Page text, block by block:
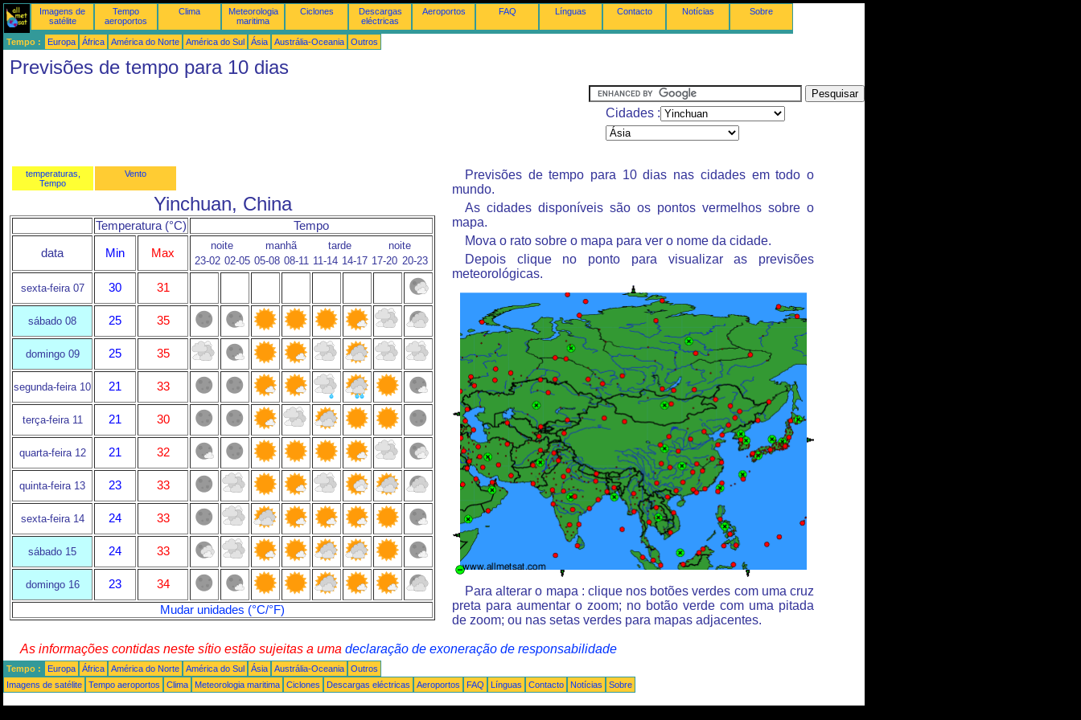
Imagens de
satélite
Tempo
aeroportos
Clima
Meteorologia
maritima
Ciclones
Descargas
eléctricas
Aeroportos FAQ Línguas Contacto Notícias Sobre
Tempo : Europa África América do Norte América do Sul Ásia Austrália-Oceania Outros
Previsões de tempo para 10 dias
Cidades :
temperaturas,
Tempo
Vento
Yinchuan, China
Temperatura (°C) Tempo
data Min Max
noite manhã tarde
noite
23-02 02-05 05-08 08-11 11-14 14-17 17-20 20-23
sexta-feira 07 30 31
sábado 08 25 35
domingo 09 25 35
segunda-feira 10 21 33
terça-feira 11 21 30
quarta-feira 12 21 32
quinta-feira 13 23 33
sexta-feira 14 24 33
sábado 15 24 33
domingo 16 23
34
Mudar unidades (°C/°F)
Previsões de tempo para 10 dias nas cidades em todo o
mundo.
As cidades disponíveis são os pontos vermelhos sobre o
mapa.
Mova o rato sobre o mapa para ver o nome da cidade.
Depois clique no ponto para visualizar as previsões
meteorológicas.
Para alterar o mapa : clique nos botões verdes com uma cruz
preta para aumentar o zoom; no botão verde com uma pitada
de zoom; ou nas setas verdes para mapas adjacentes.
As informações contidas neste sítio estão sujeitas a uma declaração de exoneração de responsabilidade
Tempo : Europa África América do Norte América do Sul Ásia Austrália-Oceania
Outros
Imagens de satélite
Tempo aeroportos Clima Meteorologia maritima Ciclones Descargas eléctricas Aeroportos FAQ Línguas Contacto Notícias Sobre